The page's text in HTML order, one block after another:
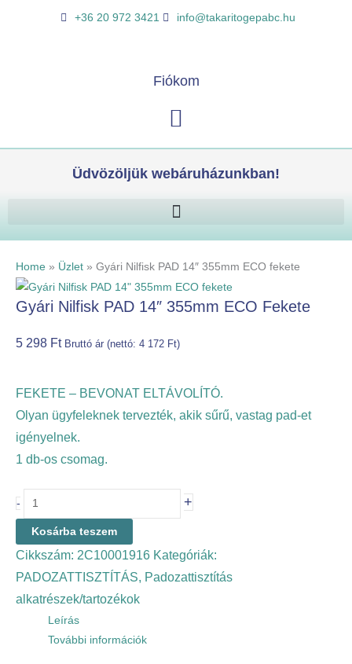
+36 20 972 3421 info@takaritogepabc.hu
Fiókom
Kosár
Üdvözöljük webáruházunkban!
Home » Üzlet » Gyári Nilfisk PAD 14″ 355mm ECO fekete
Gyári Nilfisk PAD 14″ 355mm ECO Fekete
5 298 Ft Bruttó ár (nettó: 4 172 Ft)
FEKETE – BEVONAT ELTÁVOLÍTÓ.
Olyan ügyfeleknek tervezték, akik sűrű, vastag pad-et
igényelnek.
1 db-os csomag.
-
mennyiség
+
Kosárba teszem
Cikkszám: 2C10001916 Kategóriák:
PADOZATTISZTÍTÁS, Padozattisztítás
alkatrészek/tartozékok
Leírás
További információk